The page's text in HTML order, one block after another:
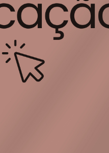
Gran Ville São
Localizado a apenas 60 km da
localização privilegiada com
O Gran Ville São Venâncio é
de planejamento urbanístico
completa e serviços, dando
Colégio Objetivo na porta, a
O loteamento possui um Clube